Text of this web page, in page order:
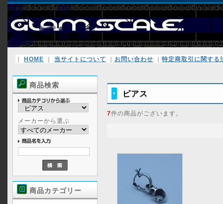
｜ HOME ｜ 当サイトについて ｜ お問い合わせ ｜ 特定商取引に関する
商品検索
メーカーから選ぶ
商品カテゴリー
ピアス
7件の商品がございます。